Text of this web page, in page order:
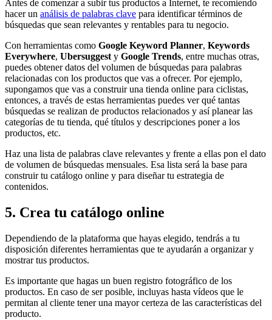
Antes de comenzar a subir tus productos a Internet, te recomiendo
hacer un análisis de palabras clave para identificar términos de
búsquedas que sean relevantes y rentables para tu negocio.
Con herramientas como Google Keyword Planner, Keywords
Everywhere, Ubersuggest y Google Trends, entre muchas otras,
puedes obtener datos del volumen de búsquedas para palabras
relacionadas con los productos que vas a ofrecer. Por ejemplo,
supongamos que vas a construir una tienda online para ciclistas,
entonces, a través de estas herramientas puedes ver qué tantas
búsquedas se realizan de productos relacionados y así planear las
categorías de tu tienda, qué títulos y descripciones poner a los
productos, etc.
Haz una lista de palabras clave relevantes y frente a ellas pon el dato
de volumen de búsquedas mensuales. Esa lista será la base para
construir tu catálogo online y para diseñar tu estrategia de
contenidos.
5. Crea tu catálogo online
Dependiendo de la plataforma que hayas elegido, tendrás a tu
disposición diferentes herramientas que te ayudarán a organizar y
mostrar tus productos.
Es importante que hagas un buen registro fotográfico de los
productos. En caso de ser posible, incluyas hasta vídeos que le
permitan al cliente tener una mayor certeza de las características del
producto.